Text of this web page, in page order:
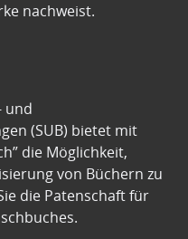
nachweist.
und
(SUB) bietet mit
die Möglichkeit,
von Büchern zu
die Patenschaft für